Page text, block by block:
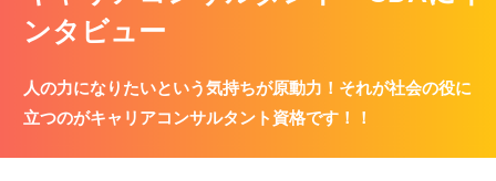
ンタビュー
人の力になりたいという気持ちが原動力！それが社会の役に
立つのがキャリアコンサルタント資格です！！